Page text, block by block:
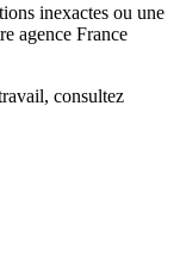
inexactes ou une
agence France
, consultez